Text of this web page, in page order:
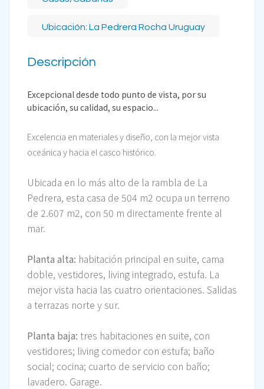
Ubicación: La Pedrera Rocha Uruguay
Descripción
Excepcional desde todo punto de vista, por su
ubicación, su calidad, su espacio...
Excelencia en materiales y diseño, con la mejor vista
oceánica y hacia el casco histórico.
Ubicada en lo más alto de la rambla de La
Pedrera, esta casa de 504 m2 ocupa un terreno
de 2.607 m2, con 50 m directamente frente al
mar.
Planta alta: habitación principal en suite, cama
doble, vestidores, living integrado, estufa. La
mejor vista hacia las cuatro orientaciones. Salidas
a terrazas norte y sur.
Planta baja: tres habitaciones en suite, con
vestidores; living comedor con estufa; baño
social; cocina; cuarto de servicio con baño;
lavadero. Garage.